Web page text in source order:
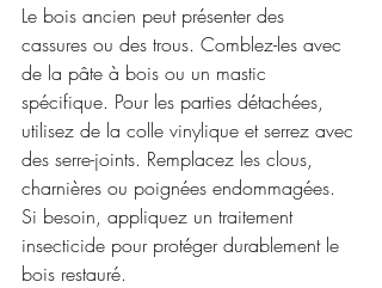
Le bois ancien peut présenter des
cassures ou des trous. Comblez-les avec
de la pâte à bois ou un mastic
spécifique. Pour les parties détachées,
utilisez de la colle vinylique et serrez avec
des serre-joints. Remplacez les clous,
charnières ou poignées endommagées.
Si besoin, appliquez un traitement
insecticide pour protéger durablement le
bois restauré.